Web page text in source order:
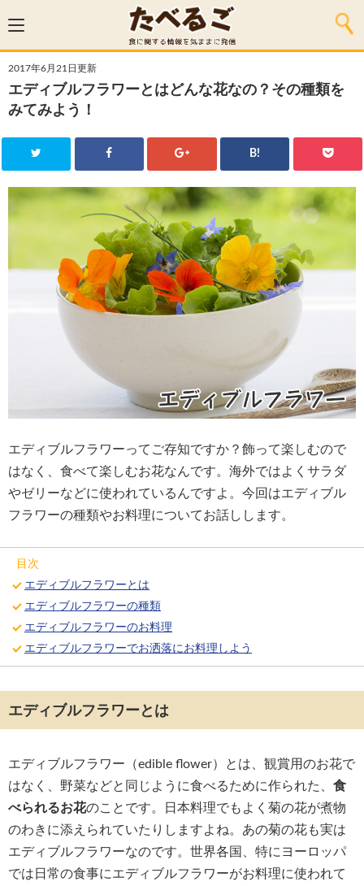
2017年6月21日更新
エディブルフラワーとはどんな花なの？その種類を
みてみよう！
B!
エディブルフラワーってご存知ですか？飾って楽しむので
はなく、食べて楽しむお花なんです。海外ではよくサラダ
やゼリーなどに使われているんですよ。今回はエディブル
フラワーの種類やお料理についてお話しします。
目次
エディブルフラワーとは
エディブルフラワーの種類
エディブルフラワーのお料理
エディブルフラワーでお洒落にお料理しよう
エディブルフラワーとは
エディブルフラワー（edible flower）とは、観賞用のお花で
はなく、野菜などと同じように食べるために作られた、 食
べられるお花のことです。日本料理でもよく菊の花が煮物
のわきに添えられていたりしますよね。あの菊の花も実は
エディブルフラワーなのです。世界各国、特にヨーロッパ
では日常の食事にエディブルフラワーがお料理に使われて